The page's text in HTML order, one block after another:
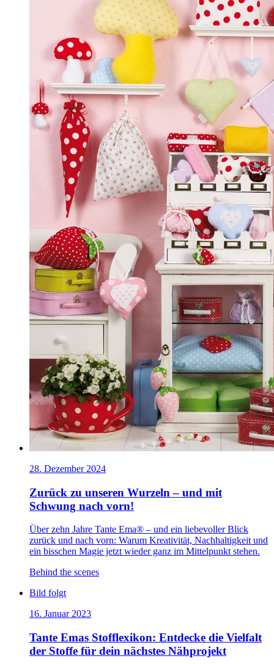
28. Dezember 2024
Zurück zu unseren Wurzeln – und mit
Schwung nach vorn!
Über zehn Jahre Tante Ema® – und ein liebevoller Blick
zurück und nach vorn: Warum Kreativität, Nachhaltigkeit und
ein bisschen Magie jetzt wieder ganz im Mittelpunkt stehen.
Behind the scenes
Bild folgt
16. Januar 2023
Tante Emas Stofflexikon: Entdecke die Vielfalt
der Stoffe für dein nächstes Nähprojekt